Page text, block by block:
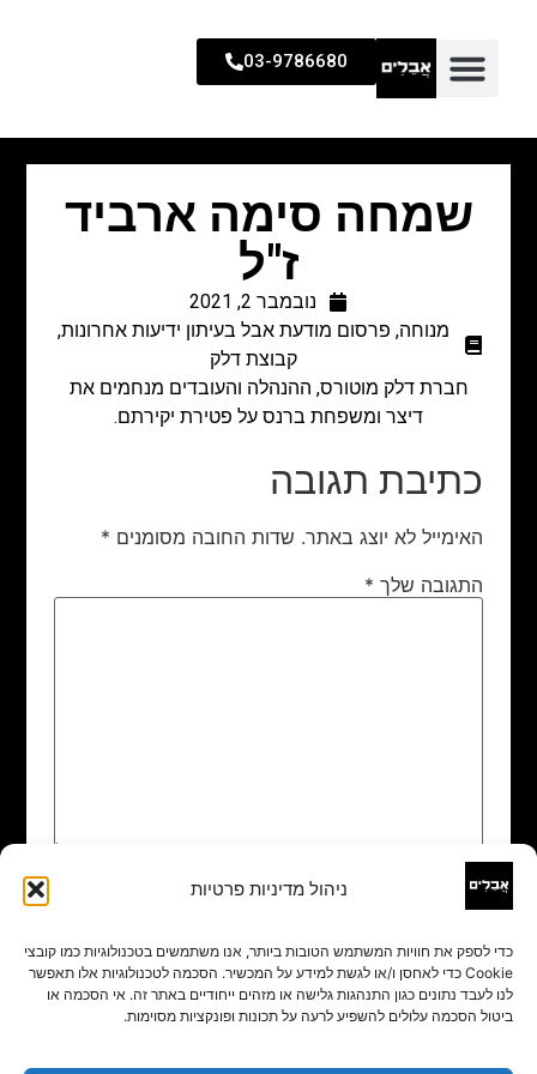
ניהול מדיניות פרטיות
כדי לספק את חוויות המשתמש הטובות ביותר, אנו משתמשים בטכנולוגיות כמו קובצי
Cookie כדי לאחסן ו/או לגשת למידע על המכשיר. הסכמה לטכנולוגיות אלו תאפשר
לנו לעבד נתונים כגון התנהגות גלישה או מזהים ייחודיים באתר זה. אי הסכמה או
ביטול הסכמה עלולים להשפיע לרעה על תכונות ופונקציות מסוימות.
03-9786680
שמחה סימה ארביד
ז"ל
נובמבר 2, 2021
מנוחה, פרסום מודעת אבל בעיתון ידיעות אחרונות,
קבוצת דלק
חברת דלק מוטורס, ההנהלה והעובדים מנחמים את
דיצר ומשפחת ברנס על פטירת יקירתם.
כתיבת תגובה
האימייל לא יוצג באתר. שדות החובה מסומנים *
התגובה שלך *
שם
אימייל*